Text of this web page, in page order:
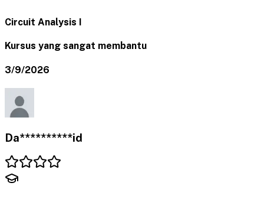
Circuit Analysis I
Kursus yang sangat membantu
3/9/2026
Da**********id